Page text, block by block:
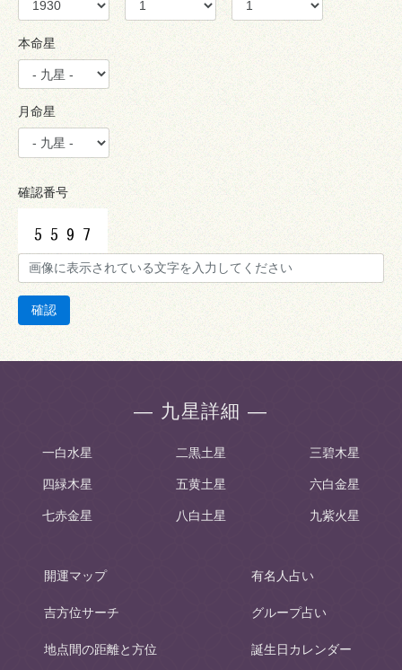
本命星
月命星
確認番号
確認
― 九星詳細 ―
一白水星 二黒土星 三碧木星
四緑木星 五黄土星 六白金星
七赤金星 八白土星 九紫火星
開運マップ
吉方位サーチ
地点間の距離と方位
有名人占い
グループ占い
誕生日カレンダー